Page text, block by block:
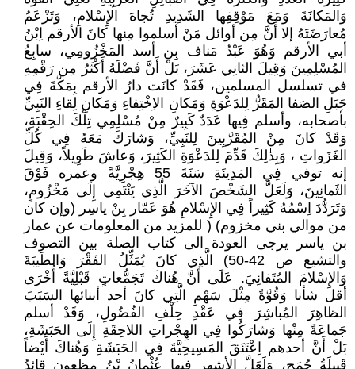
وَالمَكانَةَ وَمَعَ مَوْقِفِها الشَدِيدِ تُجاهَ الإِسْلامِ، وَتَزْعَمُ
مُعارَضَتَهُ إلا أَنَّ مِن أوائل مَنْ أسلموا مِنها كانَ الأرقم اِبْنُ
أبي الأرقم وَهُوَ عَبْدُ مَناف بِن أسد المَخْزُومِي، سابِعُ
المُسْلِمِينَ وَقِيلَ الثانِي عَشَرَ، بَلْ أَنَّ فَضْلَهُ أَكْثَرُ مِن رَقْمِهِ
في تسلسل المسلمين، فَقَدْ كانَت دارُ الأرقم بِمَكَّةَ فِي
جَبَلِ الصَفا المَقَرُّ لِلدَعْوَةِ وَمَكانِ الاِخْتِفاءِ وَمَكانِ لِقاءِ النَبِيِّ
بأصحابه، وأسلم فِيها عَدَدٌ كَبِيرٌ مِنْ مُسْلِمِي تِلْكَ الحِقْبَةِ،
وَقَدْ كانَ مِنْ المُقَرَّبِينَ لِلنَبِيِّ، وَشارَكَ مَعَهُ فِي كُلِّ
الغَزَواتِ ، وَبِذٰلِكَ قَدِّمَ لِلدَعْوَةِ الكَثِيرَ، وَعاشَ طَوِيلاً، وَقِيلَ
إنه توفي فِي المَدِينَةِ سَنَةَ 55 هِجْرِيَّةً وعمره فَوْقَ
الثَمانِينَ، وَلَعَلَّ الشَخْصَ الآخَرَ الَّذِي يَنْتَمِي إِلَى مَخْزُومٍ،
وَتَرَدُّدَ اِسْمُهُ كَثِيراً فِي الإِسْلامِ هُوَ عَمّار بِنْ ياسِر (وإن كان
من موالي بني مخزوم) ( للمزيد من المعلومات عن عمار
بن ياسر يرجى العودة الى كتاب الصلة بين التصوف
والتشيع ص 42-50) الَّذِي كانَ يُمَثِّلُ الفَقْرَ وَالطَيبَةَ
وَالإِسْلامَ المُتَفانِيَ. عَلَى أَنَّ هُناكَ تَجَمُّعاتٍ قَبْلِيَّةً أُخْرَى
أقل شأنا وَقُوَّةً مِثْلَ سَهْمِ الَّتِي كانَ أحد أبنائها السَبَبَ
الظاهِرَ المُباشِرَ فِي عَقْدِ حِلْفِ الفُضُولِ، وَقَدْ أسلم
جَماعَةً مِنْها وَشارَكُوا فِي الهِجْراتِ اللاحِقَةِ إِلَى الحَبَشَةِ،
بَلْ أَنَّ أحدهم اِعْتَنَقَ المَسِيحِيَّةَ فِي الحَبَشَةِ وَهُناكَ أَيْضاً
قَبِيلَةُ جُمَحٍ، وَلَعَلَّ الأشهر فِيها عُثْمانُ بْنُ مظعون قائِدُ